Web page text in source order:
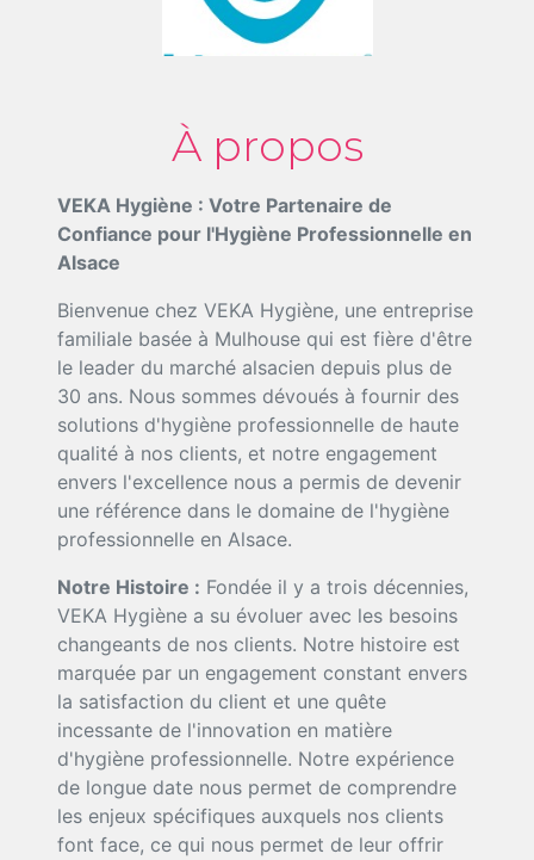
À propos
VEKA Hygiène : Votre Partenaire de
Confiance pour l'Hygiène Professionnelle en
Alsace
Bienvenue chez VEKA Hygiène, une entreprise
familiale basée à Mulhouse qui est fière d'être
le leader du marché alsacien depuis plus de
30 ans. Nous sommes dévoués à fournir des
solutions d'hygiène professionnelle de haute
qualité à nos clients, et notre engagement
envers l'excellence nous a permis de devenir
une référence dans le domaine de l'hygiène
professionnelle en Alsace.
Notre Histoire : Fondée il y a trois décennies,
VEKA Hygiène a su évoluer avec les besoins
changeants de nos clients. Notre histoire est
marquée par un engagement constant envers
la satisfaction du client et une quête
incessante de l'innovation en matière
d'hygiène professionnelle. Notre expérience
de longue date nous permet de comprendre
les enjeux spécifiques auxquels nos clients
font face, ce qui nous permet de leur offrir